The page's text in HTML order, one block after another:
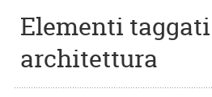
Elementi
architettura